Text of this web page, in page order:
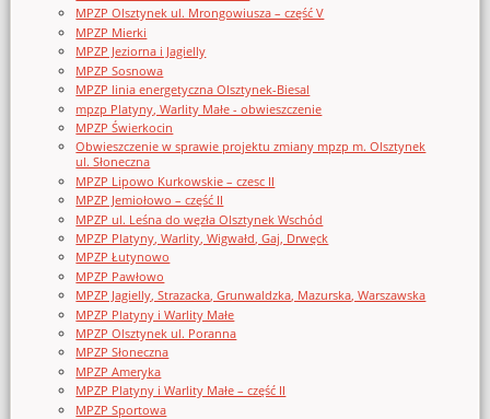
MPZP Olsztynek ul. Mrongowiusza – część V
MPZP Mierki
MPZP Jeziorna i Jagielly
MPZP Sosnowa
MPZP linia energetyczna Olsztynek-Biesal
mpzp Platyny, Warlity Małe - obwieszczenie
MPZP Świerkocin
Obwieszczenie w sprawie projektu zmiany mpzp m. Olsztynek
ul. Słoneczna
MPZP Lipowo Kurkowskie – czesc II
MPZP Jemiołowo – część II
MPZP ul. Leśna do węzła Olsztynek Wschód
MPZP Platyny, Warlity, Wigwałd, Gaj, Drwęck
MPZP Łutynowo
MPZP Pawłowo
MPZP Jagielly, Strazacka, Grunwaldzka, Mazurska, Warszawska
MPZP Platyny i Warlity Małe
MPZP Olsztynek ul. Poranna
MPZP Słoneczna
MPZP Ameryka
MPZP Platyny i Warlity Małe – część II
MPZP Sportowa